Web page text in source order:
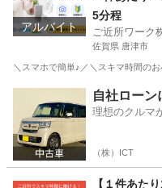
アルバイト
5分程
ご近所ワーク
佐賀県 唐津市
＼スマホで簡単♪／＼スキマ時間の
その他 ガ
自社ローン
理想のクルマ
（株）ICT
【１件あた